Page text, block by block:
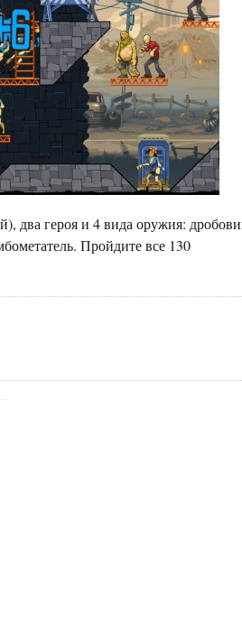
два героя и 4 вида оружия:
Пройдите все 130